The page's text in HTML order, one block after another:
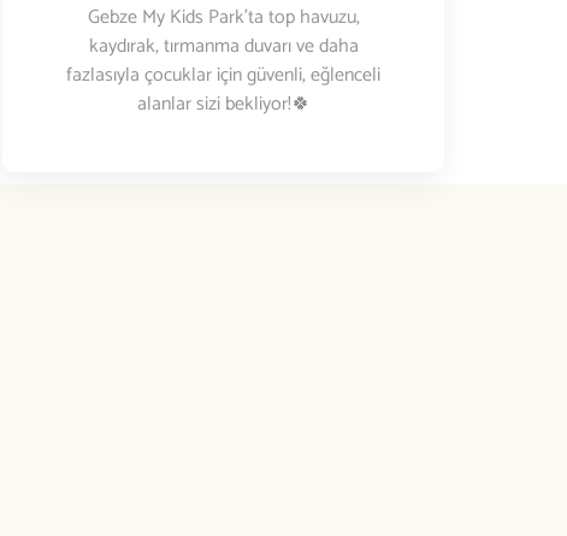
Gebze My Kids Park’ta top havuzu,
kaydırak, tırmanma duvarı ve daha
fazlasıyla çocuklar için güvenli, eğlenceli
alanlar sizi bekliyor!🍀